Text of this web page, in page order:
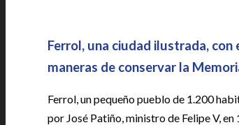
Ferrol, una ciudad ilustrada,
maneras de conservar la
Ferrol, un pequeño pueblo de 1.200
por José Patiño, ministro de Felipe V,